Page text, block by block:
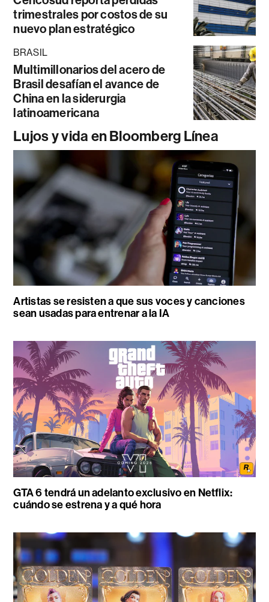
trimestrales por costos de su
nuevo plan estratégico
BRASIL
Multimillonarios del acero de
Brasil desafían el avance de
China en la siderurgia
latinoamericana
Lujos y vida en Bloomberg Línea
Artistas se resisten a que sus voces y canciones
sean usadas para entrenar a la IA
GTA 6 tendrá un adelanto exclusivo en Netflix:
cuándo se estrena y a qué hora